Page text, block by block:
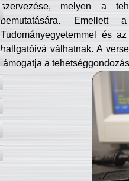
szervezése, melyen a
bemutatására. Emellett
Tudományegyetemmel és
hallgatóivá válhatnak. A
támogatja a